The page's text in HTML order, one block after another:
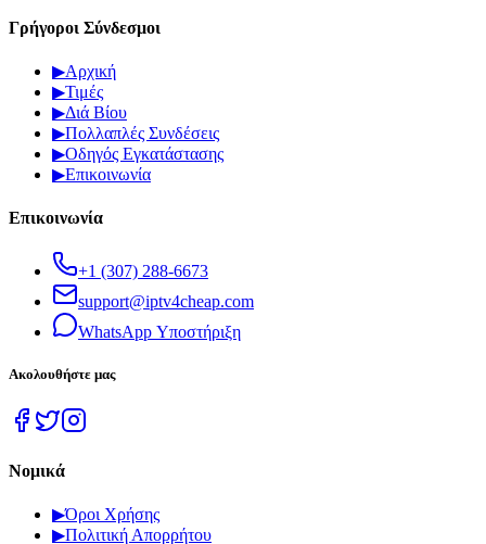
Γρήγοροι Σύνδεσμοι
▶Αρχική
▶Τιμές
▶Διά Βίου
▶Πολλαπλές Συνδέσεις
▶Οδηγός Εγκατάστασης
▶Επικοινωνία
Επικοινωνία
+1 (307) 288-6673
support@iptv4cheap.com
WhatsApp Υποστήριξη
Ακολουθήστε μας
Νομικά
▶Όροι Χρήσης
▶Πολιτική Απορρήτου